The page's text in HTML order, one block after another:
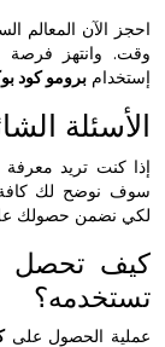
احجز الآن المعالم
وقت. وانتهز
إستخدام برومو كود
الأسئلة
إذا كنت تريد
سوف نوضح لك كافة
لكي نضمن حصولك
كيف تحصل
تستخدمه؟
عملية الحصول على